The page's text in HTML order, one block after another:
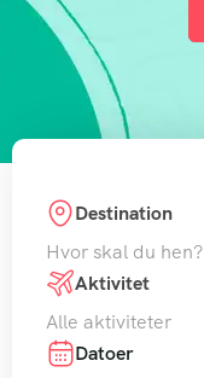
Destination
Hvor skal du hen?
Aktivitet
Alle aktiviteter
Datoer